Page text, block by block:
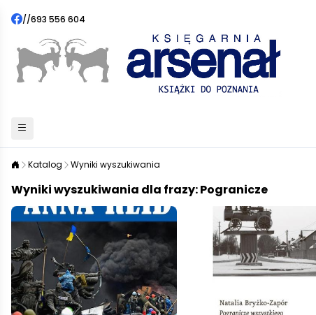
//693 556 604
Katalog Wyniki wyszukiwania
Wyniki wyszukiwania dla frazy: Pogranicze